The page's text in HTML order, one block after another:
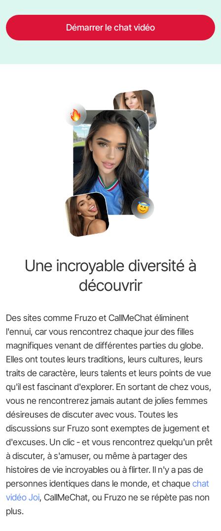
Démarrer le chat vidéo
Une incroyable diversité à
découvrir
Des sites comme Fruzo et CallMeChat éliminent
l'ennui, car vous rencontrez chaque jour des filles
magnifiques venant de différentes parties du globe.
Elles ont toutes leurs traditions, leurs cultures, leurs
traits de caractère, leurs talents et leurs points de vue
qu'il est fascinant d'explorer. En sortant de chez vous,
vous ne rencontrerez jamais autant de jolies femmes
désireuses de discuter avec vous. Toutes les
discussions sur Fruzo sont exemptes de jugement et
d'excuses. Un clic - et vous rencontrez quelqu'un prêt
à discuter, à s'amuser, ou même à partager des
histoires de vie incroyables ou à flirter. Il n'y a pas de
personnes identiques dans le monde, et chaque chat
vidéo Joi, CallMeChat, ou Fruzo ne se répète pas non
plus.